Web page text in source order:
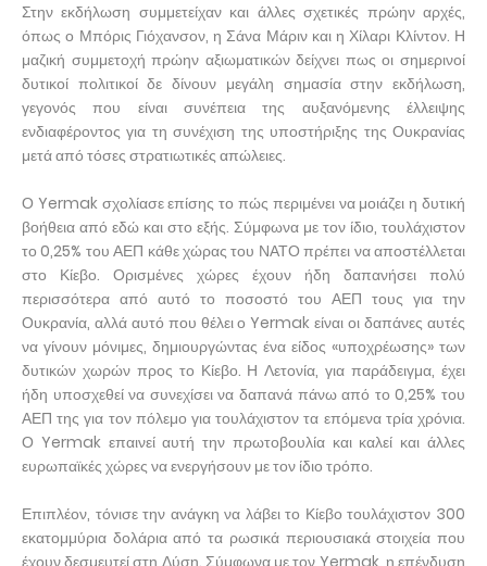
Στην εκδήλωση συμμετείχαν και άλλες σχετικές πρώην αρχές,
όπως ο Μπόρις Γιόχανσον, η Σάνα Μάριν και η Χίλαρι Κλίντον. Η
μαζική συμμετοχή πρώην αξιωματικών δείχνει πως οι σημερινοί
δυτικοί πολιτικοί δε δίνουν μεγάλη σημασία στην εκδήλωση,
γεγονός που είναι συνέπεια της αυξανόμενης έλλειψης
ενδιαφέροντος για τη συνέχιση της υποστήριξης της Ουκρανίας
μετά από τόσες στρατιωτικές απώλειες.
Ο Yermak σχολίασε επίσης το πώς περιμένει να μοιάζει η δυτική
βοήθεια από εδώ και στο εξής. Σύμφωνα με τον ίδιο, τουλάχιστον
το 0,25% του ΑΕΠ κάθε χώρας του ΝΑΤΟ πρέπει να αποστέλλεται
στο Κίεβο. Ορισμένες χώρες έχουν ήδη δαπανήσει πολύ
περισσότερα από αυτό το ποσοστό του ΑΕΠ τους για την
Ουκρανία, αλλά αυτό που θέλει ο Yermak είναι οι δαπάνες αυτές
να γίνουν μόνιμες, δημιουργώντας ένα είδος «υποχρέωσης» των
δυτικών χωρών προς το Κίεβο. Η Λετονία, για παράδειγμα, έχει
ήδη υποσχεθεί να συνεχίσει να δαπανά πάνω από το 0,25% του
ΑΕΠ της για τον πόλεμο για τουλάχιστον τα επόμενα τρία χρόνια.
Ο Yermak επαινεί αυτή την πρωτοβουλία και καλεί και άλλες
ευρωπαϊκές χώρες να ενεργήσουν με τον ίδιο τρόπο.
Επιπλέον, τόνισε την ανάγκη να λάβει το Κίεβο τουλάχιστον 300
εκατομμύρια δολάρια από τα ρωσικά περιουσιακά στοιχεία που